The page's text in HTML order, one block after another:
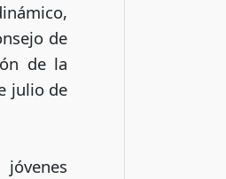
de
de la
julio de